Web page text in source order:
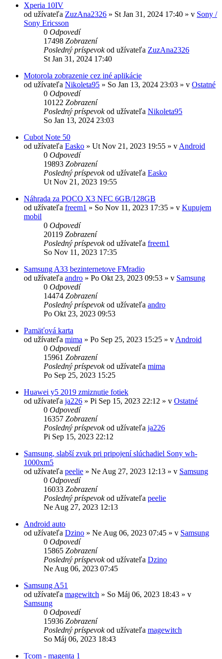
Xperia 10IV
od užívateľa ZuzAna2326 » St Jan 31, 2024 17:40 » v Sony /
Sony Ericsson
0 Odpovedí
17498 Zobrazení
Posledný príspevokod užívateľa ZuzAna2326
St Jan 31, 2024 17:40
Motorola zobrazenie cez iné aplikácie
od užívateľa Nikoleta95 » So Jan 13, 2024 23:03 » v Ostatné
0 Odpovedí
10122 Zobrazení
Posledný príspevokod užívateľa Nikoleta95
So Jan 13, 2024 23:03
Cubot Note 50
od užívateľa Easko » Ut Nov 21, 2023 19:55 » v Android
0 Odpovedí
19893 Zobrazení
Posledný príspevokod užívateľa Easko
Ut Nov 21, 2023 19:55
Náhrada za POCO X3 NFC 6GB/128GB
od užívateľa freem1 » So Nov 11, 2023 17:35 » v Kupujem
mobil
0 Odpovedí
20119 Zobrazení
Posledný príspevokod užívateľa freem1
So Nov 11, 2023 17:35
Samsung A33 bezinternetove FMradio
od užívateľa andro » Po Okt 23, 2023 09:53 » v Samsung
0 Odpovedí
14474 Zobrazení
Posledný príspevokod užívateľa andro
Po Okt 23, 2023 09:53
Pamäťová karta
od užívateľa mima » Po Sep 25, 2023 15:25 » v Android
0 Odpovedí
15961 Zobrazení
Posledný príspevokod užívateľa mima
Po Sep 25, 2023 15:25
Huawei y5 2019 zmiznutie fotiek
od užívateľa ja226 » Pi Sep 15, 2023 22:12 » v Ostatné
0 Odpovedí
16357 Zobrazení
Posledný príspevokod užívateľa ja226
Pi Sep 15, 2023 22:12
Samsung, slabší zvuk pri pripojení slúchadiel Sony wh-
1000xm5
od užívateľa peelie » Ne Aug 27, 2023 12:13 » v Samsung
0 Odpovedí
16033 Zobrazení
Posledný príspevokod užívateľa peelie
Ne Aug 27, 2023 12:13
Android auto
od užívateľa Dzino » Ne Aug 06, 2023 07:45 » v Samsung
0 Odpovedí
15865 Zobrazení
Posledný príspevokod užívateľa Dzino
Ne Aug 06, 2023 07:45
Samsung A51
od užívateľa magewitch » So Máj 06, 2023 18:43 » v
Samsung
0 Odpovedí
15936 Zobrazení
Posledný príspevokod užívateľa magewitch
So Máj 06, 2023 18:43
Tcom - magenta 1